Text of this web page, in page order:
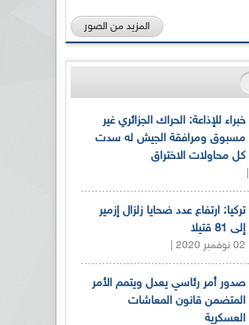
المزيد من الصور
خبراء للإذاعة: الحراك الجزائري غير
مسبوق ومرافقة الجيش له سدت
كل محاولات الاختراق
تركيا: ارتفاع عدد ضحايا زلزال إزمير
إلى 81 قتيلا
02 نوفمبر 2020 |
صدور أمر رئاسي يعدل ويتمم الأمر
المتضمن قانون المعاشات
العسكرية